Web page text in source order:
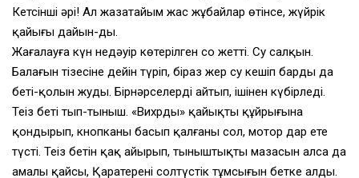
Кетсінші әрі! Ал жазатайым жас жұбайлар өтінсе, жүйрік
қайығы дайын-ды.
Жағалауға күн недәуір көтерілген соң жетті. Су салқын.
Балағын тізесіне дейін түріп, біраз жер су кешіп барды да
беті-қолын жуды. Бірнәрселерді айтып, ішінен күбірледі.
Теңіз беті тып-тыныш. «Вихрды» қайықтың құйрығына
қондырып, кнопканы басып қалғаны сол, мотор дар ете
түсті. Теңіз бетін қақ айырып, тыныштықтың мазасын алса да
амалы қайсы, Қаратереңнің солтүстік тұмсығын бетке алды.